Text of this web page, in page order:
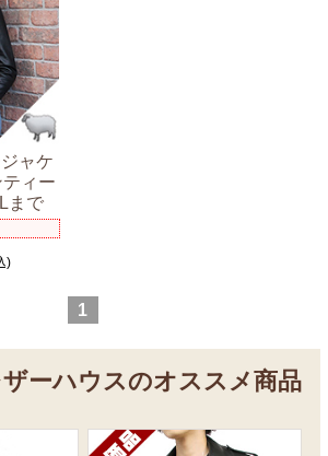
ャケ
ィー
まで
)
1
ザーハウスのオススメ商品